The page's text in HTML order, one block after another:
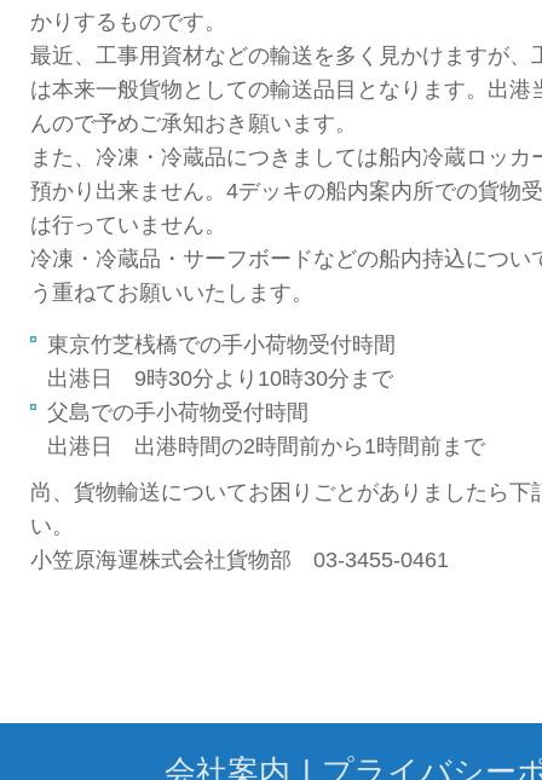
かりするものです。
最近、工事用資材などの輸送を多く見かけますが、
は本来一般貨物としての輸送品目となります。出港
んので予めご承知おき願います。
また、冷凍・冷蔵品につきましては船内冷蔵ロッ
預かり出来ません。4デッキの船内案内所での貨物
は行っていません。
冷凍・冷蔵品・サーフボードなどの船内持込につい
う重ねてお願いいたします。
東京竹芝桟橋での手小荷物受付時間
出港日 9時30分より10時30分まで
父島での手小荷物受付時間
出港日 出港時間の2時間前から1時間前まで
尚、貨物輸送についてお困りごとがありましたら下
い。
小笠原海運株式会社貨物部 03-3455-0461
会社案内
プライバシー